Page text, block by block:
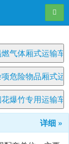
导航
气体厢式运输车
危险物品厢式运
爆竹专用运输车
详细 »